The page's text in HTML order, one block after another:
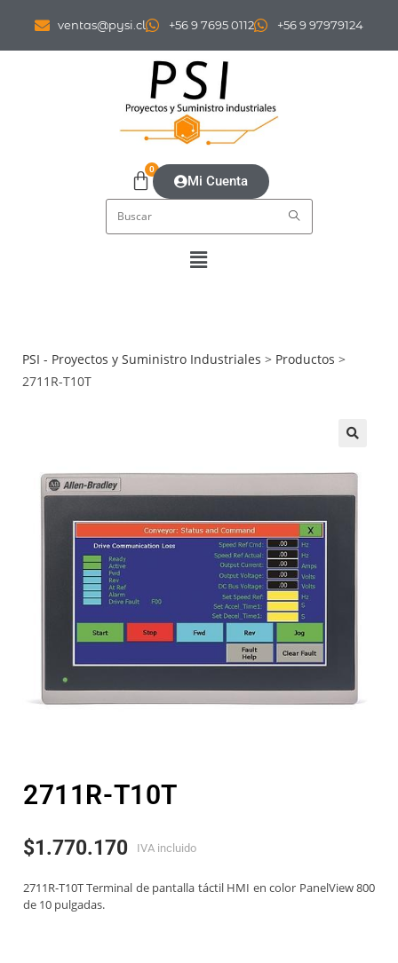
ventas@pysi.cl +56 9 7695 0112 +56 9 97979124
0
Mi Cuenta
PSI - Proyectos y Suministro Industriales > Productos >
2711R-T10T
2711R-T10T
$1.770.170 IVA incluido
2711R-T10T Terminal de pantalla táctil HMI en color PanelView 800
de 10 pulgadas.